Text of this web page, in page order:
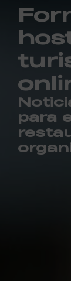
para